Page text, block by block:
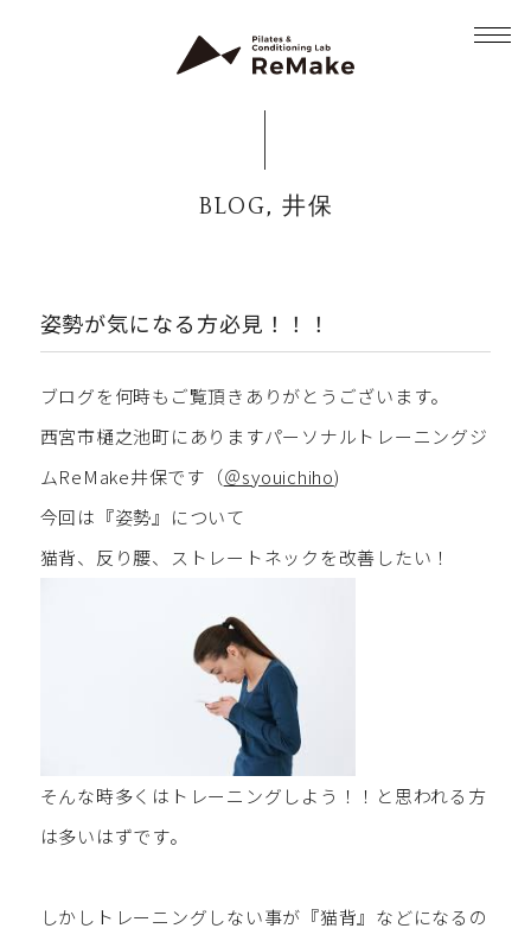
BLOG,井保
姿勢が気になる方必見！！！
ブログを何時もご覧頂きありがとうございます。
西宮市樋之池町にありますパーソナルトレーニングジ
ムReMake井保です（＠syouichiho)
今回は『姿勢』について
猫背、反り腰、ストレートネックを改善したい！
そんな時多くはトレーニングしよう！！と思われる方
は多いはずです。
しかしトレーニングしない事が『猫背』などになるの